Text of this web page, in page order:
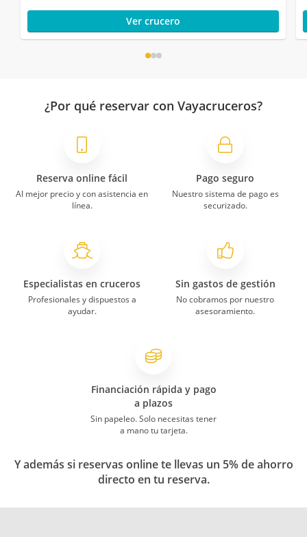
Ver crucero
¿Por qué reservar con Vayacruceros?
Reserva online fácil
Al mejor precio y con asistencia en
línea.
Pago seguro
Nuestro sistema de pago es
securizado.
Especialistas en cruceros
Profesionales y dispuestos a
ayudar.
Sin gastos de gestión
No cobramos por nuestro
asesoramiento.
Financiación rápida y pago
a plazos
Sin papeleo. Solo necesitas tener
a mano tu tarjeta.
Y además si reservas online te llevas un 5% de ahorro
directo en tu reserva.